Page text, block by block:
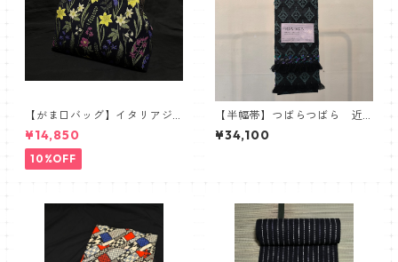
【がま口バッグ】イタリアジ
ャガードボタニカル【ワイド
サイズ】
¥14,850
10%OFF
【半幅帯】つばらつばら 近
賢織物 グリーン
¥34,100